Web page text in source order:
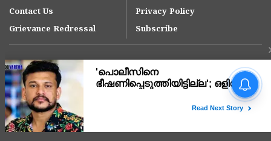
Contact Us
Privacy Policy
Grievance Redressal
Subscribe
Copyright © 2007-
'പൊലീസിനെ
ഭീഷണിപ്പെടുത്തിയിട്ടില്ല';
അർജുൻ ആയങ്കി